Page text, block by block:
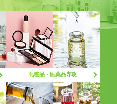
化粧品・医薬品専攻